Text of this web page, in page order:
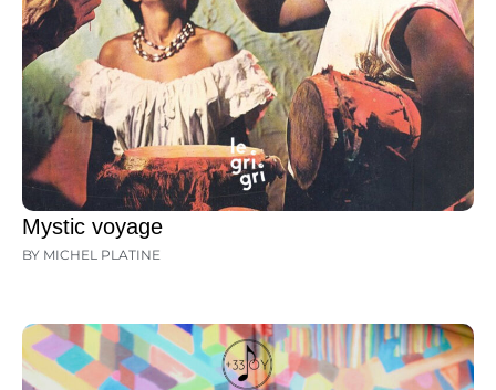
Mystic voyage
BY MICHEL PLATINE